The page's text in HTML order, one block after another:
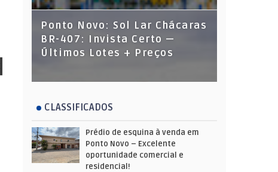
Ponto Novo: Sol Lar Chácaras
BR-407: Invista Certo —
Últimos Lotes + Preços
CLASSIFICADOS
Prédio de esquina à venda em
Ponto Novo – Excelente
oportunidade comercial e
residencial!